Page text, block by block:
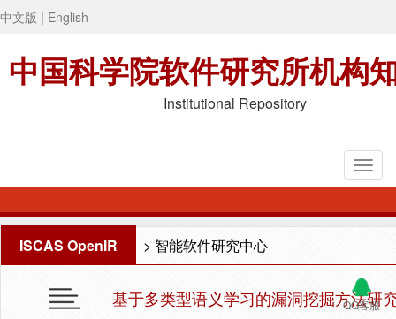
中文版 | English
中国科学院软件研究所机构
Institutional Repository
ISCAS OpenIR > 智能软件研究中心
QQ客服
基于多类型语义学习的漏洞挖掘方法研